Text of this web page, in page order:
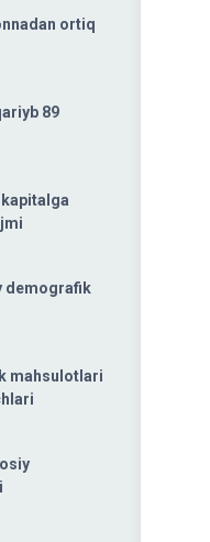
ortiq
89
demografik
mahsulotlari